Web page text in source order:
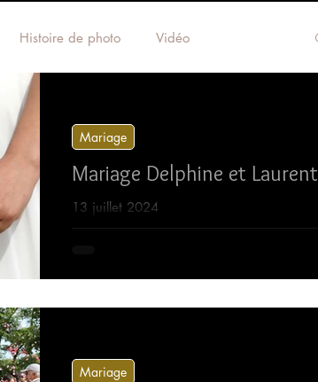
Histoire de photo Vidéo
Interview/Article
Mariage Delphine et Laurent
13 juillet 2024
Mariage
Mariage